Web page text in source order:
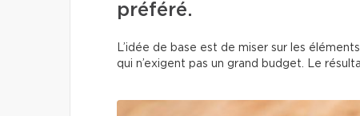
préféré.
L’idée de base est de miser sur les
qui n’exigent pas un grand budget. Le